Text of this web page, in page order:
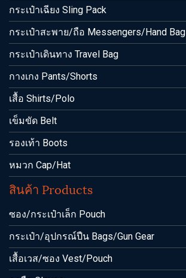
กระเป๋าเฉียง Sling Pack
กระเป๋าสะพาย/ถือ Messengers/Hand Bag
กระเป๋าเดินทาง Travel Bag
กางเกง Pants/Shorts
เสื้อ Shirts/Polo
เข็มขัด Belt
รองเท้า Boots
หมวก Cap/Hat
สินค้า Products
ซอง/กระเป๋าเล็ก Pouch
กระเป๋า/อุปกรณ์ปืน Bags/Gun Gear
เสื้อเวส/ซอง Vest/Pouch